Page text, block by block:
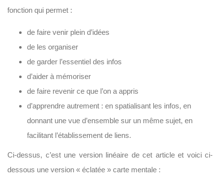
fonction qui permet :
de faire venir plein d’idées
de les organiser
de garder l’essentiel des infos
d’aider à mémoriser
de faire revenir ce que l’on a appris
d’apprendre autrement : en spatialisant les infos, en
donnant une vue d’ensemble sur un même sujet, en
facilitant l’établissement de liens.
Ci-dessus, c’est une version linéaire de cet article et voici ci-
dessous une version « éclatée » carte mentale :